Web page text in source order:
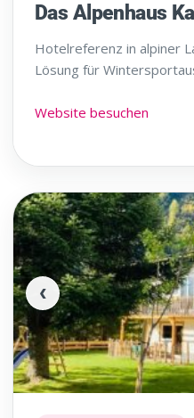
Das Alpenhaus
Hotelreferenz in alpiner
Lösung für
Website besuchen
‹